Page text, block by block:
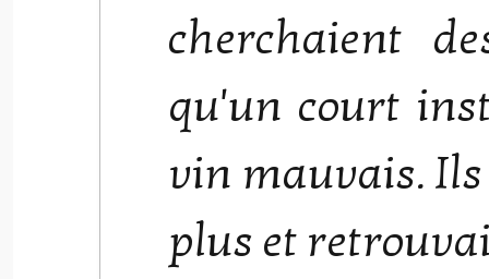
cherchaient
qu'un court
vin mauvais.
plus et